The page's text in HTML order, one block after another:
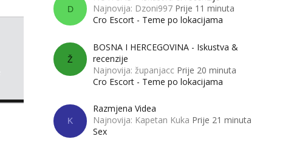
D
Najnovija: Dzoni997 Prije 11 minuta
Cro Escort - Teme po lokacijama
Ž
BOSNA I HERCEGOVINA - Iskustva &
recenzije
Najnovija: županjacc Prije 20 minuta
Cro Escort - Teme po lokacijama
K
Razmjena Videa
Najnovija: Kapetan Kuka Prije 21 minuta
Sex